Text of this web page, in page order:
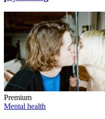
Premium
Mental health